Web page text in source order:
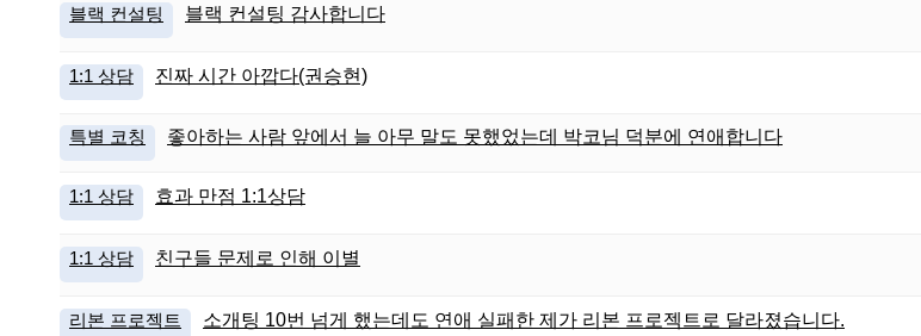
블랙 컨설팅 블랙 컨설팅 감사합니다
1:1 상담 진짜 시간 아깝다(권승현)
특별 코칭 좋아하는 사람 앞에서 늘 아무 말도 못했었는데 박코님 덕분에 연애합니다
1:1 상담 효과 만점 1:1상담
1:1 상담 친구들 문제로 인해 이별
리본 프로젝트 소개팅 10번 넘게 했는데도 연애 실패한 제가 리본 프로젝트로 달라졌습니다.